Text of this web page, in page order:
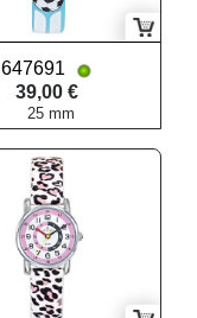
647691
39,00 €
25 mm